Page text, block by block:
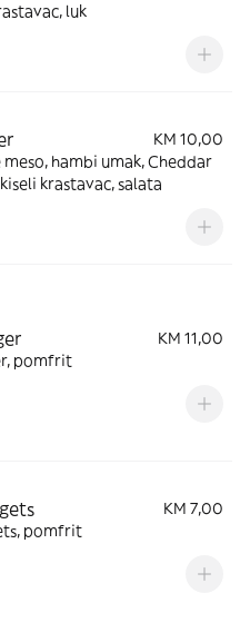
luk
KM 10,00
hambi umak, Cheddar
krastavac, salata
KM 11,00
pomfrit
KM 7,00
pomfrit